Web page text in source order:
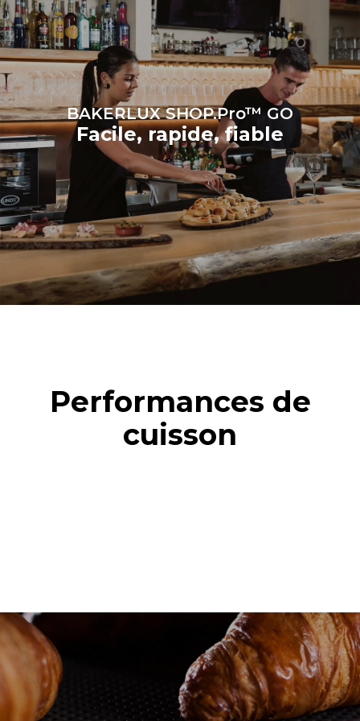
dernières peuvent être
éliminées en choisissant
d'acheter de l'énergie
produite à partir de sources
renouvelables.Greenhouse
Gas Protocol
BAKERLUX SHOP.Pro™ GO
Facile, rapide, fiable
Performances de
cuisson